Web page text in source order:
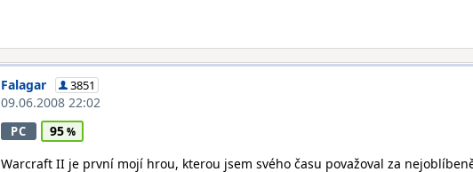
Falagar 3851
09.06.2008 22:02
PC
95
Warcraft II je první mojí hrou, kterou jsem svého času považoval za